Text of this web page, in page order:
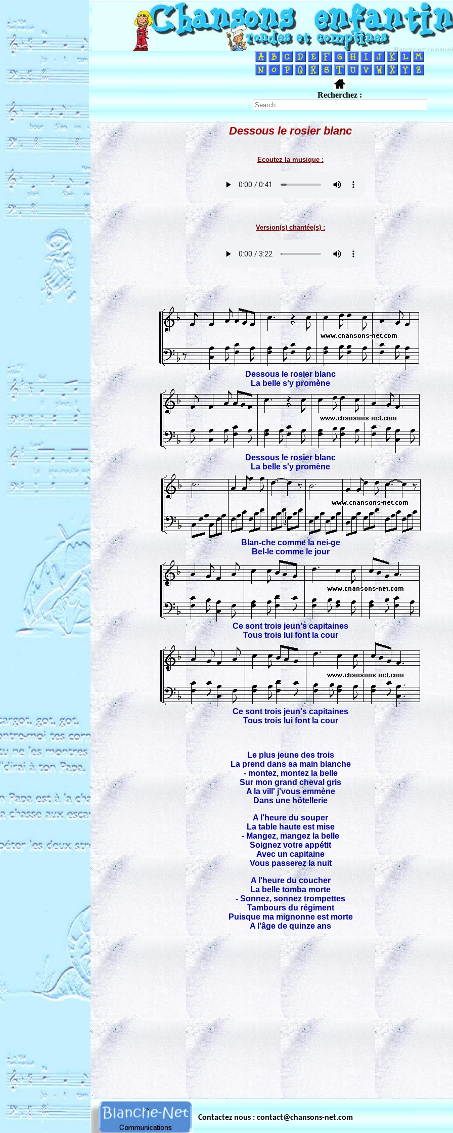
Recherchez :
Dessous le rosier blanc
Ecoutez la musique :
Version(s) chantée(s) :
Dessous le rosier blanc
La belle s'y promène
Dessous le rosier blanc
La belle s'y promène
Blan-che comme la nei-ge
Bel-le comme le jour
Ce sont trois jeun's capitaines
Tous trois lui font la cour
Ce sont trois jeun's capitaines
Tous trois lui font la cour
Le plus jeune des trois
La prend dans sa main blanche
- montez, montez la belle
Sur mon grand cheval gris
A la vill' j'vous emmène
Dans une hôtellerie
A l'heure du souper
La table haute est mise
- Mangez, mangez la belle
Soignez votre appétit
Avec un capitaine
Vous passerez la nuit
A l'heure du coucher
La belle tomba morte
- Sonnez, sonnez trompettes
Tambours du régiment
Puisque ma mignonne est morte
A l'âge de quinze ans
Contactez nous : contact@chansons-net.com